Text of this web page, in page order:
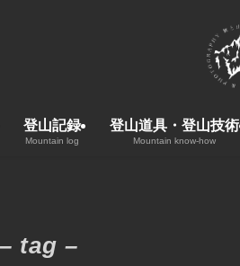
登山記録
Mountain log
登山道具・登山技術
Mountain know-how
– tag –